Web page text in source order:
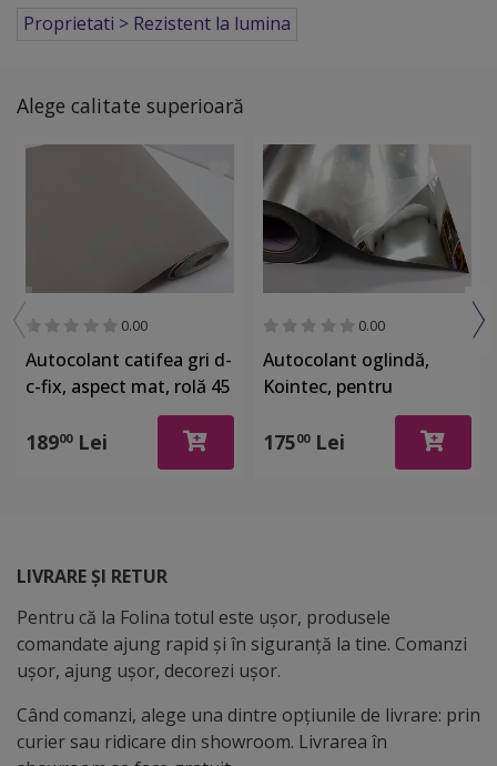
Proprietati > Rezistent la lumina
Alege calitate superioară
0.00
Autocolant catifea gri d-
c-fix, aspect mat, rolă 45
18900Lei
0.00
Autocolant oglindă,
Kointec, pentru
suprafeţe din sticlă,
plexiglass, plastic, rolă
17500Lei
LIVRARE ȘI RETUR
Pentru că la Folina totul este ușor, produsele
comandate ajung rapid și în siguranță la tine. Comanzi
ușor, ajung ușor, decorezi ușor.
Când comanzi, alege una dintre opțiunile de livrare: prin
curier sau ridicare din showroom. Livrarea în